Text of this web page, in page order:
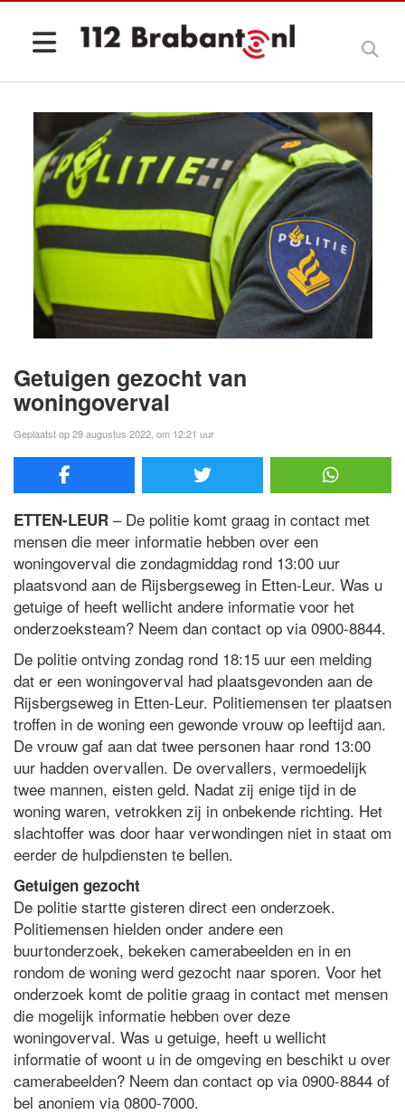
Getuigen gezocht van
woningoverval
Geplaatst op 29 augustus 2022, om 12:21 uur
ETTEN-LEUR – De politie komt graag in contact met
mensen die meer informatie hebben over een
woningoverval die zondagmiddag rond 13:00 uur
plaatsvond aan de Rijsbergseweg in Etten-Leur. Was u
getuige of heeft wellicht andere informatie voor het
onderzoeksteam? Neem dan contact op via 0900-8844.
De politie ontving zondag rond 18:15 uur een melding
dat er een woningoverval had plaatsgevonden aan de
Rijsbergseweg in Etten-Leur. Politiemensen ter plaatsen
troffen in de woning een gewonde vrouw op leeftijd aan.
De vrouw gaf aan dat twee personen haar rond 13:00
uur hadden overvallen. De overvallers, vermoedelijk
twee mannen, eisten geld. Nadat zij enige tijd in de
woning waren, vetrokken zij in onbekende richting. Het
slachtoffer was door haar verwondingen niet in staat om
eerder de hulpdiensten te bellen.
Getuigen gezocht
De politie startte gisteren direct een onderzoek.
Politiemensen hielden onder andere een
buurtonderzoek, bekeken camerabeelden en in en
rondom de woning werd gezocht naar sporen. Voor het
onderzoek komt de politie graag in contact met mensen
die mogelijk informatie hebben over deze
woningoverval. Was u getuige, heeft u wellicht
informatie of woont u in de omgeving en beschikt u over
camerabeelden? Neem dan contact op via 0900-8844 of
bel anoniem via 0800-7000.